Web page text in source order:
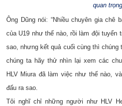
quan trọng
Ông Dũng nói: “Nhiều chuyên gia chê
của U19 như thế nào, rồi làm đội tuyển
sao, nhưng kết quả cuối cùng thì chúng
chúng ta hãy thử nhìn lại xem các
HLV Miura đã làm việc như thế nào,
đấu ra sao.
Tôi nghĩ chỉ những người như HLV